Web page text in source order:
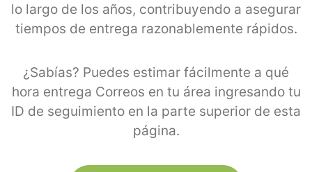
lo largo de los años, contribuyendo a asegurar
tiempos de entrega razonablemente rápidos.
¿Sabías? Puedes estimar fácilmente a qué
hora entrega Correos en tu área ingresando tu
ID de seguimiento en la parte superior de esta
página.